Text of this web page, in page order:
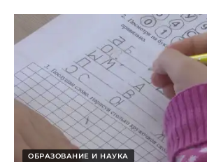
ОБРАЗОВАНИЕ И НАУКА